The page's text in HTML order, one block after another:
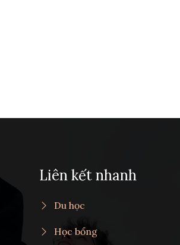
Liên kết nhanh
Du học
Học bổng